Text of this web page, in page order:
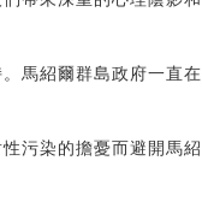
馬紹爾群島政府一直在
污染的擔憂而避開馬紹